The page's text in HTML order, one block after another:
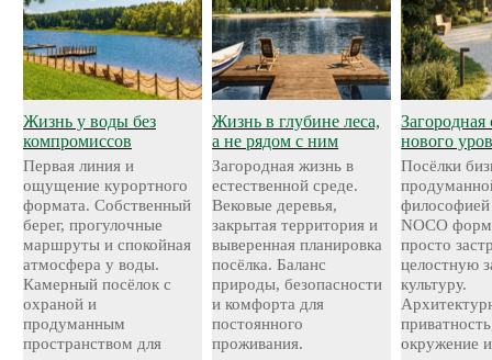
Жизнь у воды без
компромиссов
Первая линия и
ощущение курортного
формата. Собственный
берег, прогулочные
маршруты и спокойная
атмосфера у воды.
Камерный посёлок с
охраной и
продуманным
пространством для
Жизнь в глубине леса,
а не рядом с ним
Загородная жизнь в
естественной среде.
Вековые деревья,
закрытая территория и
выверенная планировка
посёлка. Баланс
природы, безопасности
и комфорта для
постоянного
проживания.
Загородная
нового
Посёлки
NOCO
просто
целостную
культуру.
окружение